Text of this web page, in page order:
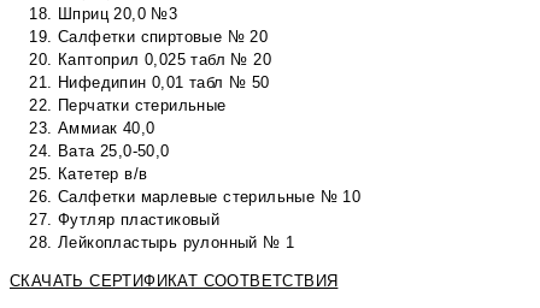
Шприц 20,0 №3
Салфетки спиртовые № 20
Каптоприл 0,025 табл № 20
Нифедипин 0,01 табл № 50
Перчатки стерильные
Аммиак 40,0
Вата 25,0-50,0
Катетер в/в
Салфетки марлевые стерильные № 10
Футляр пластиковый
Лейкопластырь рулонный № 1
СКАЧАТЬ СЕРТИФИКАТ СООТВЕТСТВИЯ